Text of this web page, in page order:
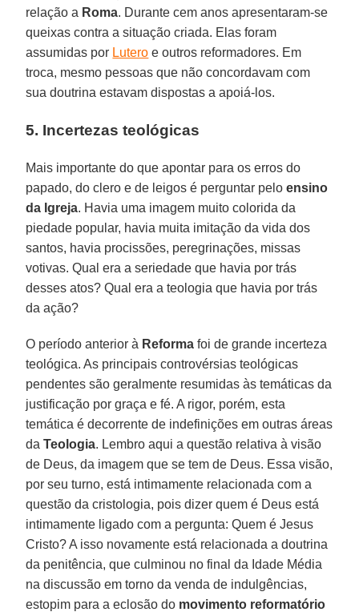
relação a Roma. Durante cem anos apresentaram-se
queixas contra a situação criada. Elas foram
assumidas por Lutero e outros reformadores. Em
troca, mesmo pessoas que não concordavam com
sua doutrina estavam dispostas a apoiá-los.
5. Incertezas teológicas
Mais importante do que apontar para os erros do
papado, do clero e de leigos é perguntar pelo ensino
da Igreja. Havia uma imagem muito colorida da
piedade popular, havia muita imitação da vida dos
santos, havia procissões, peregrinações, missas
votivas. Qual era a seriedade que havia por trás
desses atos? Qual era a teologia que havia por trás
da ação?
O período anterior à Reforma foi de grande incerteza
teológica. As principais controvérsias teológicas
pendentes são geralmente resumidas às temáticas da
justificação por graça e fé. A rigor, porém, esta
temática é decorrente de indefinições em outras áreas
daTeologia. Lembro aqui a questão relativa à visão
de Deus, da imagem que se tem de Deus. Essa visão,
por seu turno, está intimamente relacionada com a
questão da cristologia, pois dizer quem é Deus está
intimamente ligado com a pergunta: Quem é Jesus
Cristo? A isso novamente está relacionada a doutrina
da penitência, que culminou no final da Idade Média
na discussão em torno da venda de indulgências,
estopim para a eclosão do movimento reformatório